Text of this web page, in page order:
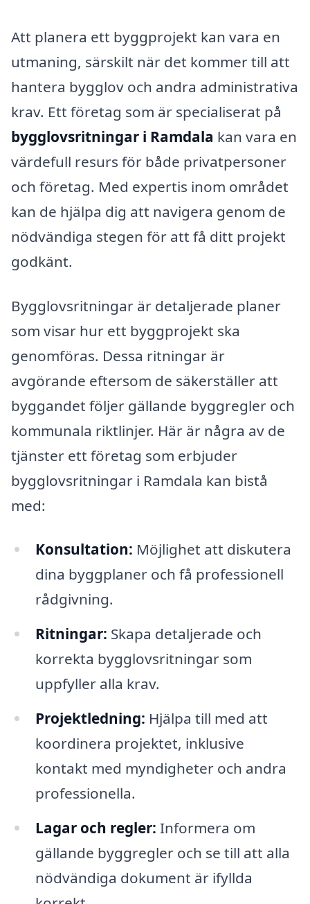
Att planera ett byggprojekt kan vara en
utmaning, särskilt när det kommer till att
hantera bygglov och andra administrativa
krav. Ett företag som är specialiserat på
bygglovsritningar i Ramdala kan vara en
värdefull resurs för både privatpersoner
och företag. Med expertis inom området
kan de hjälpa dig att navigera genom de
nödvändiga stegen för att få ditt projekt
godkänt.
Bygglovsritningar är detaljerade planer
som visar hur ett byggprojekt ska
genomföras. Dessa ritningar är
avgörande eftersom de säkerställer att
byggandet följer gällande byggregler och
kommunala riktlinjer. Här är några av de
tjänster ett företag som erbjuder
bygglovsritningar i Ramdala kan bistå
med:
Konsultation: Möjlighet att diskutera
dina byggplaner och få professionell
rådgivning.
Ritningar: Skapa detaljerade och
korrekta bygglovsritningar som
uppfyller alla krav.
Projektledning: Hjälpa till med att
koordinera projektet, inklusive
kontakt med myndigheter och andra
professionella.
Lagar och regler: Informera om
gällande byggregler och se till att alla
nödvändiga dokument är ifyllda